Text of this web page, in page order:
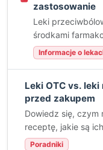
zastosowanie
Leki
środkami
Informacje o
Leki OTC vs.
przed zakupem
Dowiedz się, czym
receptę, jakie są
Poradniki